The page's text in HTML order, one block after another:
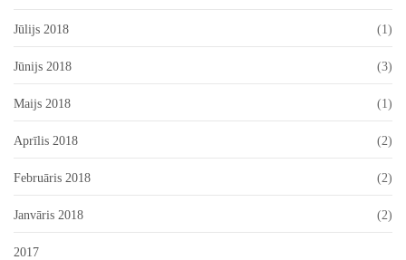
Jūlijs 2018 (1)
Jūnijs 2018 (3)
Maijs 2018 (1)
Aprīlis 2018 (2)
Februāris 2018 (2)
Janvāris 2018 (2)
2017